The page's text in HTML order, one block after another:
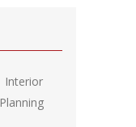
Interior
Planning